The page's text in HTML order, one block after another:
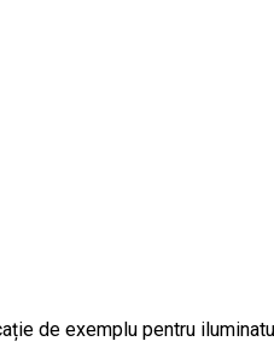
de exemplu pentru